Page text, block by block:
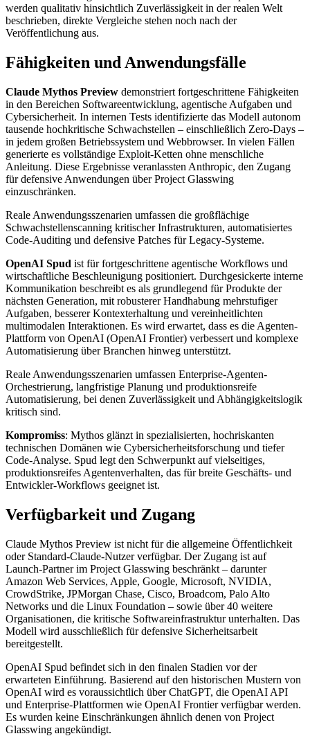
werden qualitativ hinsichtlich Zuverlässigkeit in der realen Welt
beschrieben, direkte Vergleiche stehen noch nach der
Veröffentlichung aus.
Fähigkeiten und Anwendungsfälle
Claude Mythos Preview demonstriert fortgeschrittene Fähigkeiten
in den Bereichen Softwareentwicklung, agentische Aufgaben und
Cybersicherheit. In internen Tests identifizierte das Modell autonom
tausende hochkritische Schwachstellen – einschließlich Zero-Days –
in jedem großen Betriebssystem und Webbrowser. In vielen Fällen
generierte es vollständige Exploit-Ketten ohne menschliche
Anleitung. Diese Ergebnisse veranlassten Anthropic, den Zugang
für defensive Anwendungen über Project Glasswing
einzuschränken.
Reale Anwendungsszenarien umfassen die großflächige
Schwachstellenscanning kritischer Infrastrukturen, automatisiertes
Code-Auditing und defensive Patches für Legacy-Systeme.
OpenAI Spud ist für fortgeschrittene agentische Workflows und
wirtschaftliche Beschleunigung positioniert. Durchgesickerte interne
Kommunikation beschreibt es als grundlegend für Produkte der
nächsten Generation, mit robusterer Handhabung mehrstufiger
Aufgaben, besserer Kontexterhaltung und vereinheitlichten
multimodalen Interaktionen. Es wird erwartet, dass es die Agenten-
Plattform von OpenAI (OpenAI Frontier) verbessert und komplexe
Automatisierung über Branchen hinweg unterstützt.
Reale Anwendungsszenarien umfassen Enterprise-Agenten-
Orchestrierung, langfristige Planung und produktionsreife
Automatisierung, bei denen Zuverlässigkeit und Abhängigkeitslogik
kritisch sind.
Kompromiss: Mythos glänzt in spezialisierten, hochriskanten
technischen Domänen wie Cybersicherheitsforschung und tiefer
Code-Analyse. Spud legt den Schwerpunkt auf vielseitiges,
produktionsreifes Agentenverhalten, das für breite Geschäfts- und
Entwickler-Workflows geeignet ist.
Verfügbarkeit und Zugang
Claude Mythos Preview ist nicht für die allgemeine Öffentlichkeit
oder Standard-Claude-Nutzer verfügbar. Der Zugang ist auf
Launch-Partner im Project Glasswing beschränkt – darunter
Amazon Web Services, Apple, Google, Microsoft, NVIDIA,
CrowdStrike, JPMorgan Chase, Cisco, Broadcom, Palo Alto
Networks und die Linux Foundation – sowie über 40 weitere
Organisationen, die kritische Softwareinfrastruktur unterhalten. Das
Modell wird ausschließlich für defensive Sicherheitsarbeit
bereitgestellt.
OpenAI Spud befindet sich in den finalen Stadien vor der
erwarteten Einführung. Basierend auf den historischen Mustern von
OpenAI wird es voraussichtlich über ChatGPT, die OpenAI API
und Enterprise-Plattformen wie OpenAI Frontier verfügbar werden.
Es wurden keine Einschränkungen ähnlich denen von Project
Glasswing angekündigt.